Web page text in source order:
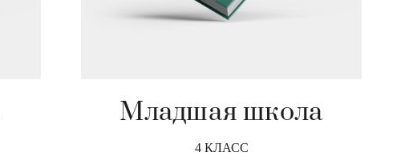
Младшая школа
4 КЛАСС